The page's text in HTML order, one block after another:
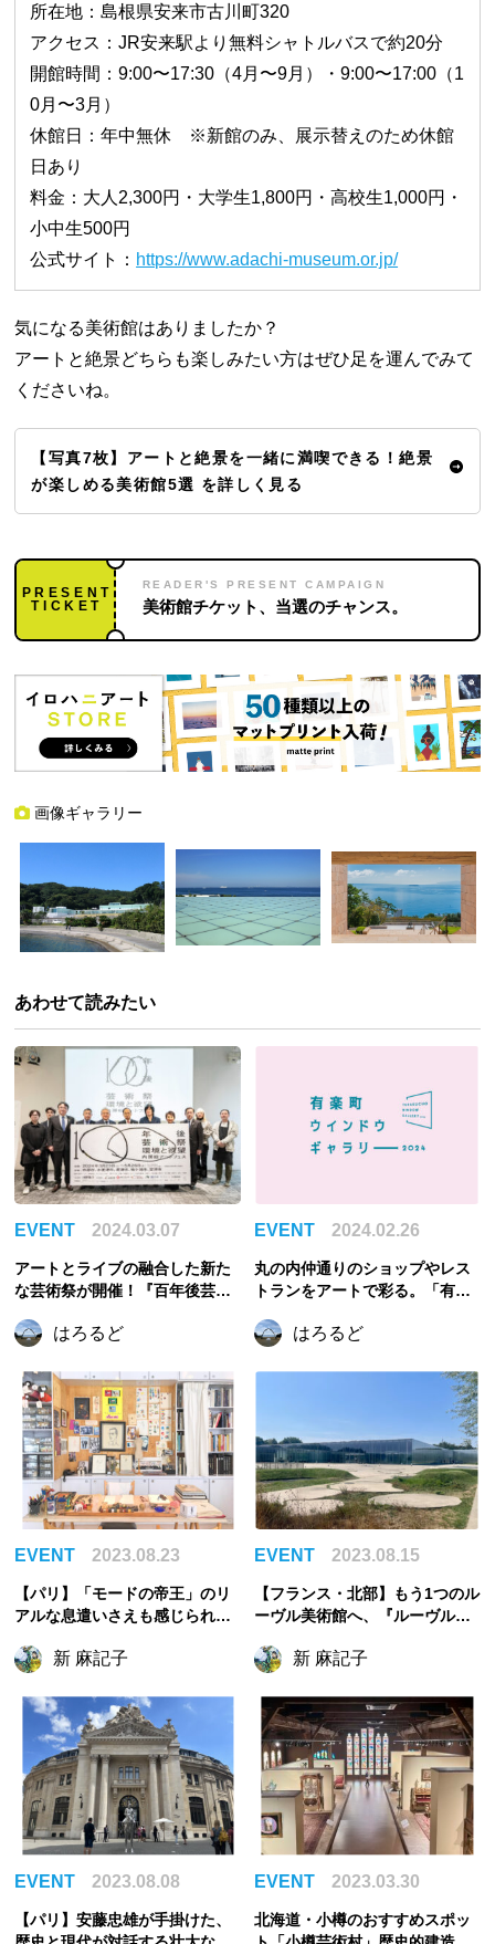
所在地：島根県安来市古川町320
アクセス：JR安来駅より無料シャトルバスで約20分
開館時間：9:00〜17:30（4月〜9月）・9:00〜17:00（1
0月〜3月）
休館日：年中無休 ※新館のみ、展示替えのため休館
日あり
料金：大人2,300円・大学生1,800円・高校生1,000円・
小中生500円
公式サイト： https://www.adachi-museum.or.jp/
気になる美術館はありましたか？
アートと絶景どちらも楽しみたい方はぜひ足を運んでみて
くださいね。
【写真7枚】アートと絶景を一緒に満喫できる！絶景
が楽しめる美術館5選 を詳しく見る
PRESENT
TICKET
READER'S PRESENT CAMPAIGN
美術館チケット、当選のチャンス。
画像ギャラリー
あわせて読みたい
EVENT 2024.03.07
アートとライブの融合した新た
な芸術祭が開催！『百年後芸術
どころ。はろるど
EVENT 2024.02.26
丸の内仲通りのショップやレス
トランをアートで彩る。「有楽
催！
はろるど
EVENT 2023.08.23
【パリ】「モードの帝王」のリ
アルな息遣いさえも感じられる
新 麻記子
EVENT 2023.08.15
【フランス・北部】もう1つのル
ーヴル美術館へ、『ルーヴル・
新 麻記子
EVENT 2023.08.08
【パリ】安藤忠雄が手掛けた、
EVENT 2023.03.30
北海道・小樽のおすすめスポッ